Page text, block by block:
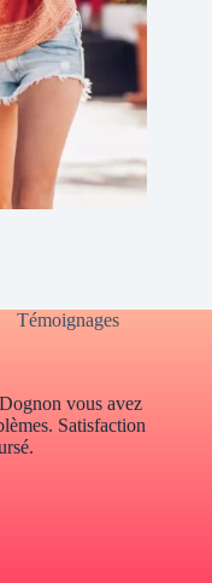
Témoignages
vous avez
Satisfaction